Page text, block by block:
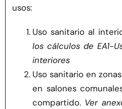
usos:
Uso sanitario al
los cálculos de EA1-
interiores
Uso sanitario en
en salones
compartido. Ver